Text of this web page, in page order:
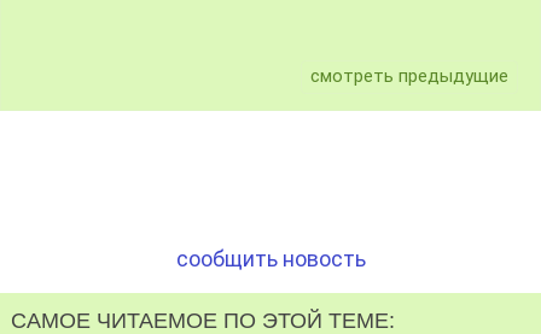
смотреть предыдущие
сообщить новость
САМОЕ ЧИТАЕМОЕ ПО ЭТОЙ ТЕМЕ: